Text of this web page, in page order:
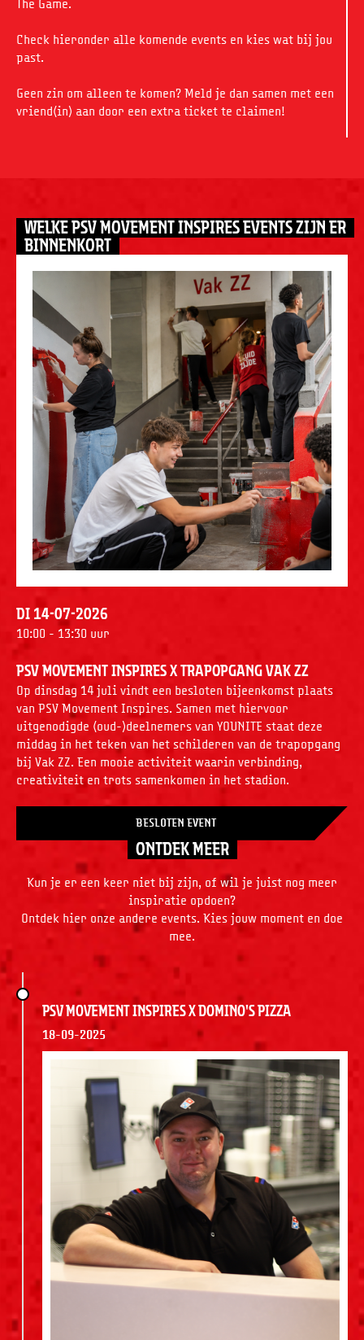
The Game.
Check hieronder alle komende events en kies wat bij jou
past.
Geen zin om alleen te komen? Meld je dan samen met een
vriend(in) aan door een extra ticket te claimen!
WELKE PSV MOVEMENT INSPIRES EVENTS ZIJN ER
BINNENKORT
DI 14-07-2026
10:00 - 13:30 uur
PSV Movement Inspires x Trapopgang Vak ZZ
Op dinsdag 14 juli vindt een besloten bijeenkomst plaats
van PSV Movement Inspires. Samen met hiervoor
uitgenodigde (oud-)deelnemers van YOUNITE staat deze
middag in het teken van het schilderen van de trapopgang
bij Vak ZZ. Een mooie activiteit waarin verbinding,
creativiteit en trots samenkomen in het stadion.
BESLOTEN EVENT
ONTDEK MEER
Kun je er een keer niet bij zijn, of wil je juist nog meer
inspiratie opdoen?
Ontdek hier onze andere events. Kies jouw moment en doe
mee.
PSV Movement Inspires x Domino's Pizza
18-09-2025